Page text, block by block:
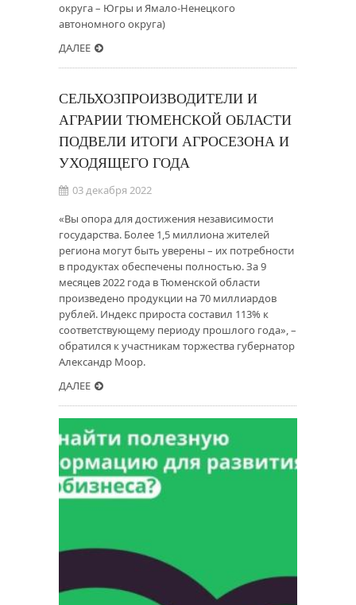
округа – Югры и Ямало-Ненецкого
автономного округа)
ДАЛЕЕ
СЕЛЬХОЗПРОИЗВОДИТЕЛИ И
АГРАРИИ ТЮМЕНСКОЙ ОБЛАСТИ
ПОДВЕЛИ ИТОГИ АГРОСЕЗОНА И
УХОДЯЩЕГО ГОДА
03 декабря 2022
«Вы опора для достижения независимости
государства. Более 1,5 миллиона жителей
региона могут быть уверены – их потребности
в продуктах обеспечены полностью. За 9
месяцев 2022 года в Тюменской области
произведено продукции на 70 миллиардов
рублей. Индекс прироста составил 113% к
соответствующему периоду прошлого года», –
обратился к участникам торжества губернатор
Александр Моор.
ДАЛЕЕ